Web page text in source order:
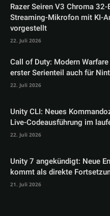
Razer Seiren V3 Chroma
Streaming-Mikrofon mit KI-
vorgestellt
22. Juli 2026
Call of Duty: Modern
erster Serienteil auch für
22. Juli 2026
Unity CLI: Neues
Live-Codeausführung im
22. Juli 2026
Unity 7 angekündigt: Neue
kommt als direkte
21. Juli 2026